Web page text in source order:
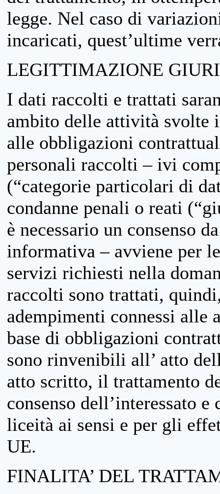
legge. Nel caso di
incaricati, quest’ultime
LEGITTIMAZIONE
I dati raccolti e trattati
ambito delle attività svolte
alle obbligazioni
personali raccolti – ivi
(“categorie particolari di
condanne penali o reati
è necessario un consenso
informativa – avviene per
servizi richiesti nella
raccolti sono trattati,
adempimenti connessi
base di obbligazioni
sono rinvenibili all’ atto
atto scritto, il trattamento
consenso dell’interessato
liceità ai sensi e per gli
UE.
FINALITA’ DEL